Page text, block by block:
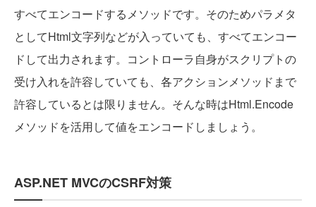
すべてエンコードするメソッドです。そのためパラメタ
としてHtml文字列などが入っていても、すべてエンコー
ドして出力されます。コントローラ自身がスクリプトの
受け入れを許容していても、各アクションメソッドまで
許容しているとは限りません。そんな時はHtml.Encode
メソッドを活用して値をエンコードしましょう。
ASP.NET MVCのCSRF対策